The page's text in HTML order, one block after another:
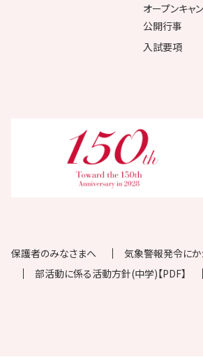
オープンキャ
公開行事
入試要項
保護者のみなさまへ 気象警報発令に
部活動に係る活動方針(中学)【PDF】